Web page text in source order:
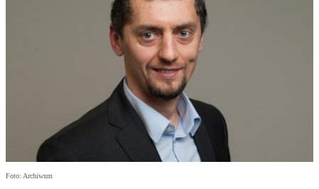
Foto: Archiwum